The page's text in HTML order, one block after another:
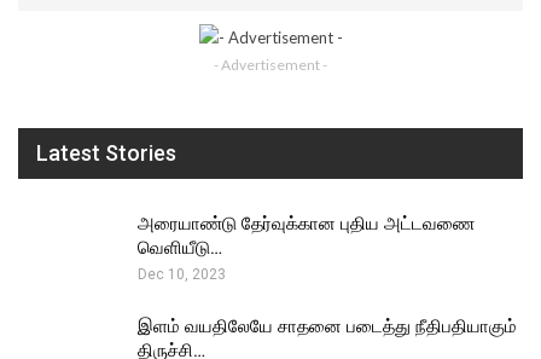
- Advertisement -
Latest Stories
அரையாண்டு தேர்வுக்கான புதிய அட்டவணை
வெளியீடு…
Dec 10, 2023
இளம் வயதிலேயே சாதனை படைத்து நீதிபதியாகும்
திருச்சி…